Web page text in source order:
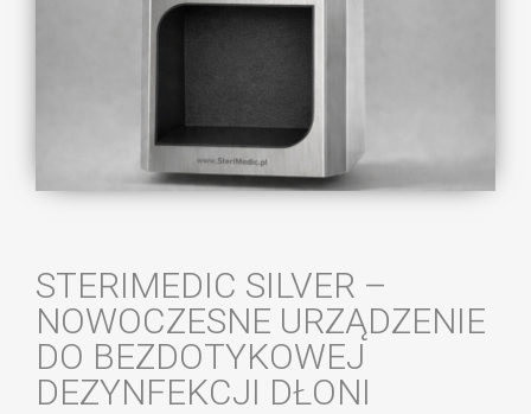
STERIMEDIC SILVER –
NOWOCZESNE URZĄDZENIE
DO BEZDOTYKOWEJ
DEZYNFEKCJI DŁONI